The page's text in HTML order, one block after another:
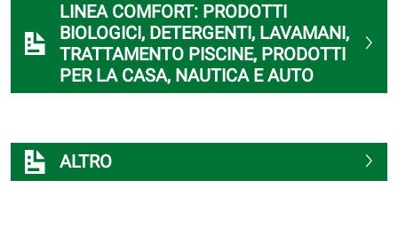
LINEA COMFORT: PRODOTTI
BIOLOGICI, DETERGENTI, LAVAMANI,
TRATTAMENTO PISCINE, PRODOTTI
PER LA CASA, NAUTICA E AUTO
ALTRO